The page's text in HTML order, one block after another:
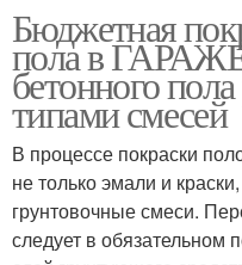
Бюджетная
пола в
бетонного
типами смесей
В процессе покраски
не только эмали и
грунтовочные смеси.
следует в обязательном